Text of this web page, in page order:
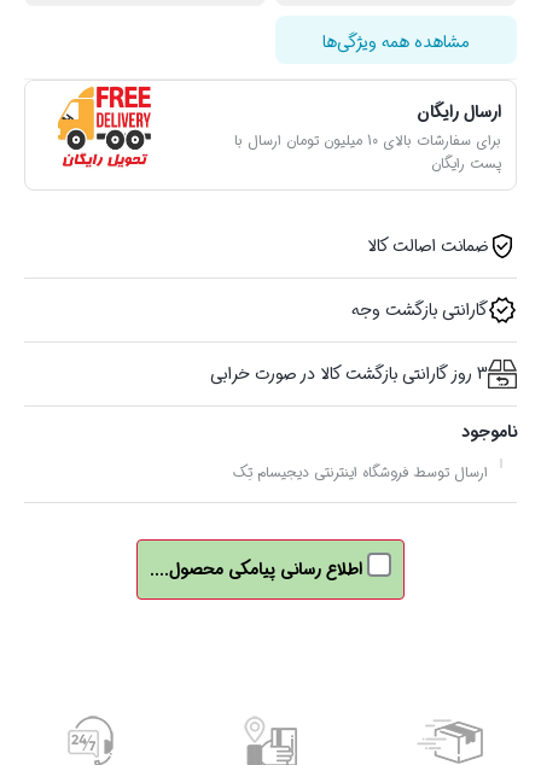
مشاهده همه ویژگی‌ها
ارسال رایگان
برای سفارشات بالای 10 میلیون تومان ارسال با
پست رایگان
ضمانت اصالت کالا
گارانتی بازگشت وجه
3 روز گارانتی بازگشت کالا در صورت خرابی
ناموجود
ارسال توسط فروشگاه اینترنتی دیجیسام تِک
اطلاع رسانی پیامکی محصول....